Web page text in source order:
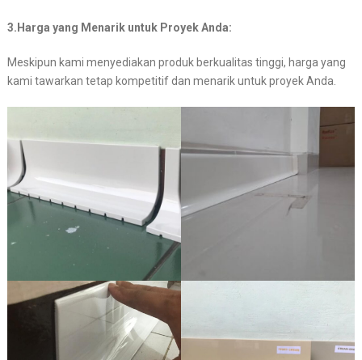
3.Harga yang Menarik untuk Proyek Anda:
Meskipun kami menyediakan produk berkualitas tinggi, harga yang
kami tawarkan tetap kompetitif dan menarik untuk proyek Anda.